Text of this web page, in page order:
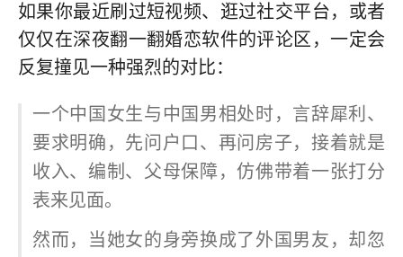
如果你最近刷过短视频、逛过社交平台，或者
仅仅在深夜翻一翻婚恋软件的评论区，一定会
反复撞见一种强烈的对比：
一个中国女生与中国男相处时，言辞犀利、
要求明确，先问户口、再问房子，接着就是
收入、编制、父母保障，仿佛带着一张打分
表来见面。
然而，当她女的身旁换成了外国男友，却忽